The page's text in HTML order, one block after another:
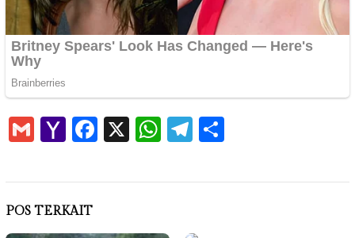
GmailYahoo
Mail
Facebook
X WhatsApp
Telegram
POS TERKAIT